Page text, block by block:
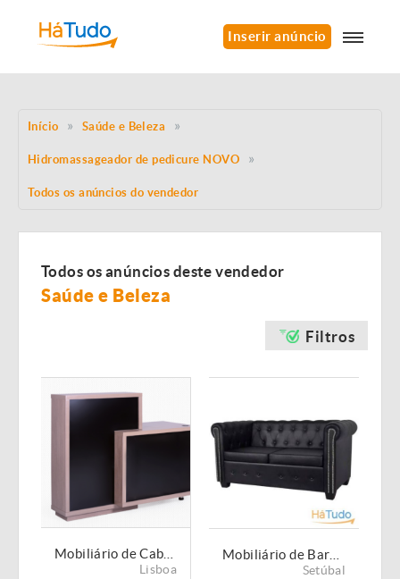
Inserir anúncio
Início Saúde e Beleza
Hidromassageador de pedicure NOVO
Todos os anúncios do vendedor
Todos os anúncios deste vendedor
Saúde e Beleza
Filtros
Lisboa Setúbal